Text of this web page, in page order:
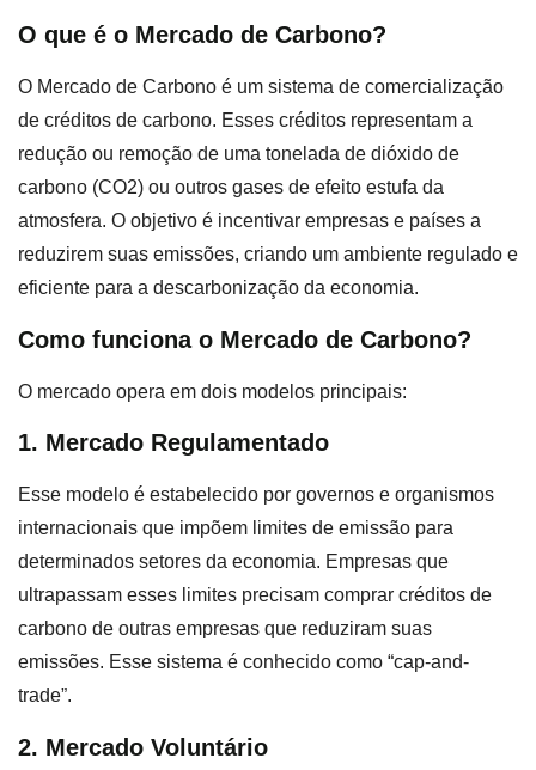
O que é o Mercado de Carbono?
O Mercado de Carbono é um sistema de comercialização
de créditos de carbono. Esses créditos representam a
redução ou remoção de uma tonelada de dióxido de
carbono (CO2) ou outros gases de efeito estufa da
atmosfera. O objetivo é incentivar empresas e países a
reduzirem suas emissões, criando um ambiente regulado e
eficiente para a descarbonização da economia.
Como funciona o Mercado de Carbono?
O mercado opera em dois modelos principais:
1. Mercado Regulamentado
Esse modelo é estabelecido por governos e organismos
internacionais que impõem limites de emissão para
determinados setores da economia. Empresas que
ultrapassam esses limites precisam comprar créditos de
carbono de outras empresas que reduziram suas
emissões. Esse sistema é conhecido como “cap-and-
trade”.
2. Mercado Voluntário